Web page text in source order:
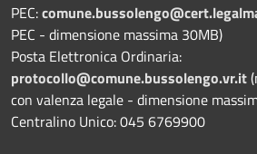
PEC:
PEC - dimensione massima 30MB)
Posta Elettronica Ordinaria:
protocollo@comune.bussolengo.vr.it
con valenza legale - dimensione
Centralino Unico: 045 6769900